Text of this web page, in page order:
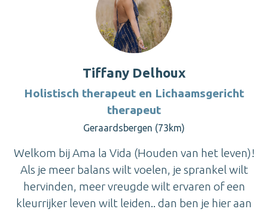
Tiffany Delhoux
Holistisch therapeut en Lichaamsgericht
therapeut
Geraardsbergen (73km)
Welkom bij Ama la Vida (Houden van het leven)!
Als je meer balans wilt voelen, je sprankel wilt
hervinden, meer vreugde wilt ervaren of een
kleurrijker leven wilt leiden.. dan ben je hier aan